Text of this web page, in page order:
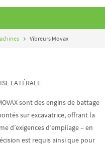
Vibreurs Movax
LATÉRALE
sont des engins de battage
sur excavatrice, offrant la
d’exigences d’empilage – en
est requis ainsi que pour